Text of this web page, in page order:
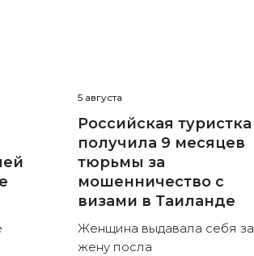
5 августа
Российская туристка
получила 9 месяцев
тюрьмы за
мошенничество с
визами в Таиланде
Женщина выдавала себя за
жену посла